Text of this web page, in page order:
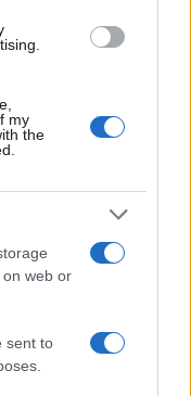
my
the
web or
sent to
50 /50
ισχύουν
ΖΕΛΕΝΣΚΙ